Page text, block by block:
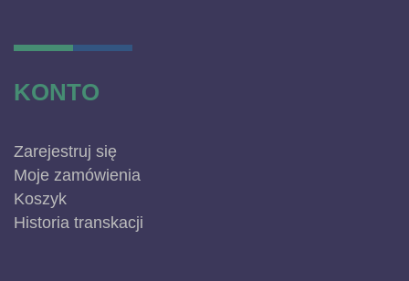
KONTO
Zarejestruj się
Moje zamówienia
Koszyk
Historia transkacji